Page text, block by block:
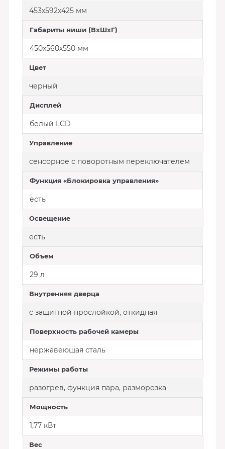
453х592х425 мм
Габариты ниши (ВхШхГ)
450х560х550 мм
Цвет
черный
Дисплей
белый LCD
Управление
сенсорное с поворотным переключателем
Функция «Блокировка управления»
есть
Освещение
есть
Объем
29 л
Внутренняя дверца
с защитной прослойкой, откидная
Поверхность рабочей камеры
нержавеющая сталь
Режимы работы
разогрев, функция пара, разморозка
Мощность
1,77 кВт
Вес